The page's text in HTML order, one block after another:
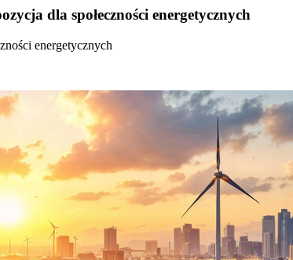
dla społeczności energetycznych
energetycznych